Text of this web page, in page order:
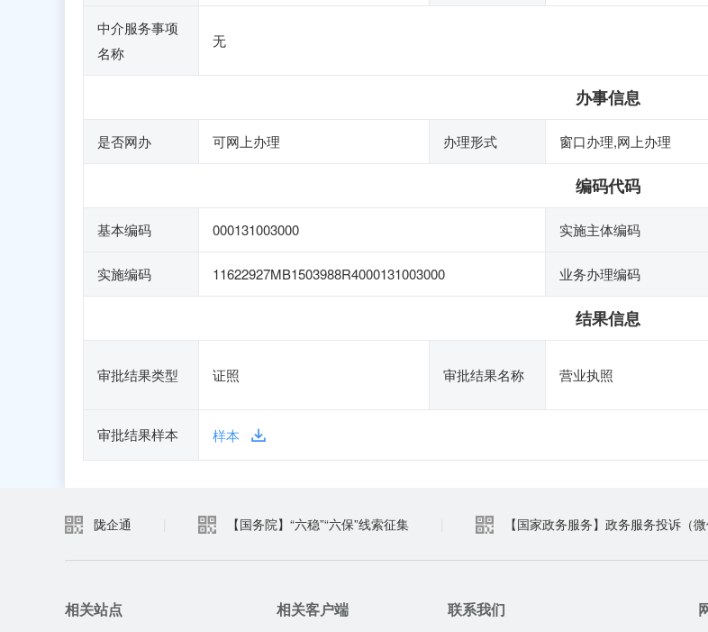
中介服务事项
名称
无
办事信息
是否网办 可网上办理 办理形式 窗口办理,网上办理
编码代码
基本编码 000131003000 实施主体编码
实施编码 11622927MB1503988R4000131003000 业务办理编码
结果信息
审批结果类型 证照 审批结果名称 营业执照
审批结果样本 样本
陇企通 【国务院】“六稳”“六保”线索征集 【国家政务服务】政务服务投诉（微
相关站点 相关客户端 联系我们